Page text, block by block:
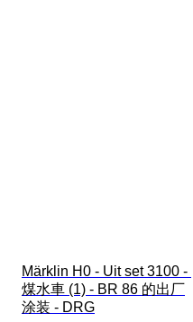
Märklin H0 - Uit set 3100 -
煤水車 (1) - BR 86 的出厂
涂装 - DRG